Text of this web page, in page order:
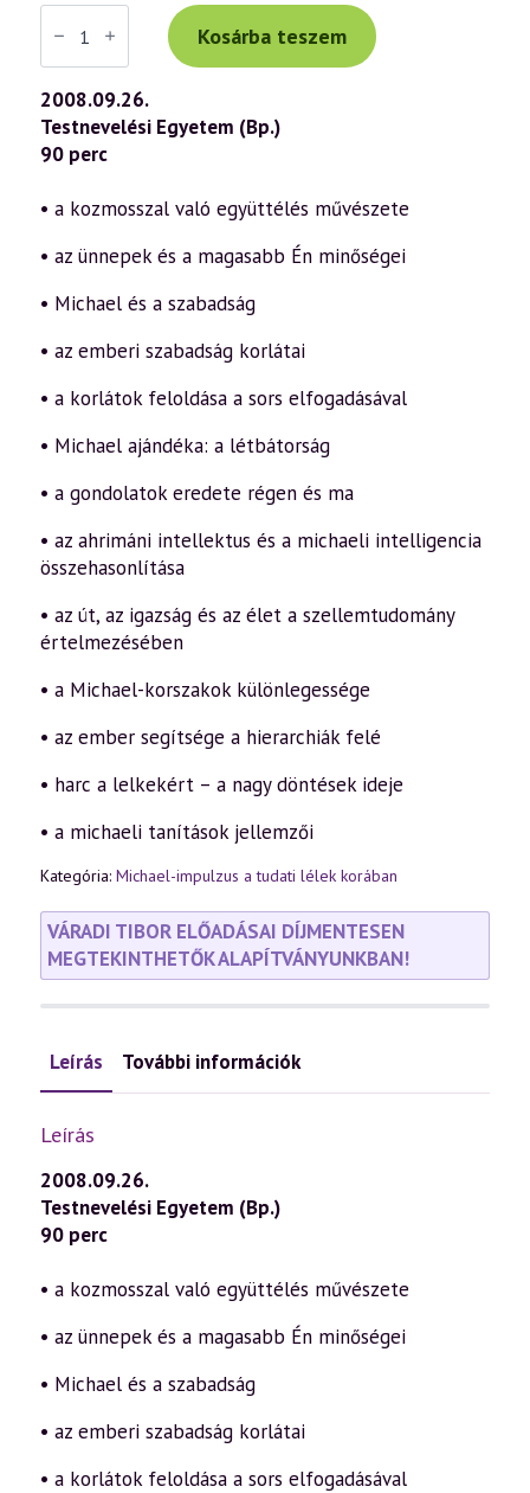
Váradi
Tibor
előadás
(492)
—
Michael-
impulzus
a
tudati
korában
12.
(2008.09.26.)
Kosárba teszem
2008.09.26.
Testnevelési Egyetem (Bp.)
90 perc
• a kozmosszal való együttélés művészete
• az ünnepek és a magasabb Én minőségei
• Michael és a szabadság
• az emberi szabadság korlátai
• a korlátok feloldása a sors elfogadásával
• Michael ajándéka: a létbátorság
• a gondolatok eredete régen és ma
• az ahrimáni intellektus és a michaeli intelligencia
összehasonlítása
• az út, az igazság és az élet a szellemtudomány
értelmezésében
• a Michael-korszakok különlegessége
• az ember segítsége a hierarchiák felé
• harc a lelkekért – a nagy döntések ideje
• a michaeli tanítások jellemzői
Kategória: Michael-impulzus a tudati lélek korában
VÁRADI TIBOR ELŐADÁSAI DÍJMENTESEN
MEGTEKINTHETŐK ALAPÍTVÁNYUNKBAN!
Leírás További információk
Leírás
2008.09.26.
Testnevelési Egyetem (Bp.)
90 perc
• a kozmosszal való együttélés művészete
• az ünnepek és a magasabb Én minőségei
• Michael és a szabadság
• az emberi szabadság korlátai
• a korlátok feloldása a sors elfogadásával